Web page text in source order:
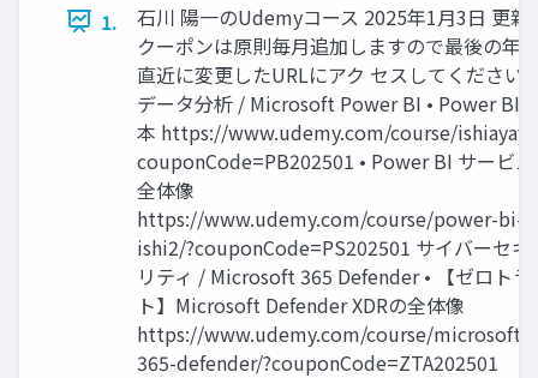
1.
石川 陽一のUdemyコース 2025年1月3日 更新
クーポンは原則毎月追加しますので最後の年
直近に変更したURLにアク セスしてください
データ分析 / Microsoft Power BI • Power BI
本 https://www.udemy.com/course/
couponCode=PB202501 • Power BI サービ
全体像
https://www.udemy.com/course/power-bi-
ishi2/?couponCode=PS202501 サイバーセキ
リティ / Microsoft 365 Defender • 【ゼロトラ
ト】Microsoft Defender XDRの全体像
https://www.udemy.com/course/microsoft-
365-defender/?couponCode=ZTA202501